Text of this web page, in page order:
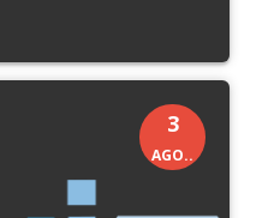
3
AGO..